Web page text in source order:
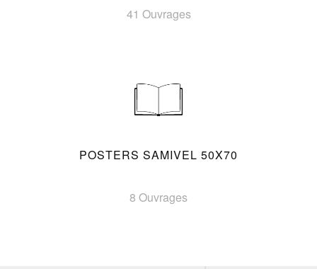
41 Ouvrages
POSTERS SAMIVEL 50X70
8 Ouvrages